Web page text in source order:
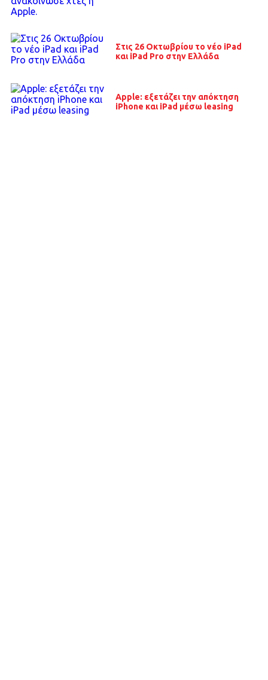
Στις 26 Οκτωβρίου το νέο iPad
και iPad Pro στην Ελλάδα
Apple: εξετάζει την απόκτηση
iPhone και iPad μέσω leasing